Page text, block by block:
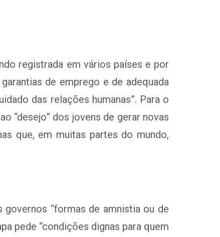
registrada em vários países e por
de emprego e de adequada
das relações humanas”. Para o
“desejo” dos jovens de gerar novas
que, em muitas partes do mundo,
governos “formas de amnistia ou de
pede “condições dignas para quem